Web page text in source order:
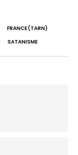
FRANCE (TARN)
SATANISME